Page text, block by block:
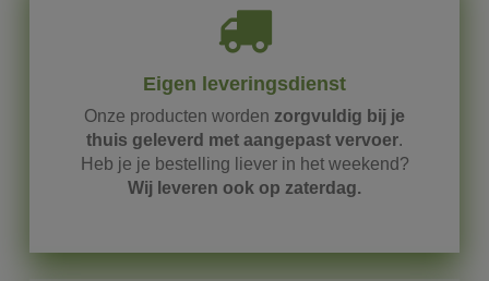
Eigen leveringsdienst
Onze producten worden zorgvuldig bij je
thuis geleverd met aangepast vervoer.
Heb je je bestelling liever in het weekend?
Wij leveren ook op zaterdag.